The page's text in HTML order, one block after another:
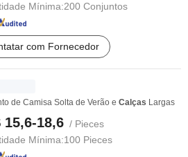
Mínima:200 Conjuntos
com Fornecedor
de Camisa Solta de Verão e Calças Largas
15,6-18,6 / Pieces
Mínima:100 Pieces